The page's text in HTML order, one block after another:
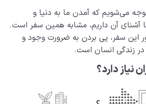
چه‌موقع به ضرورت شباهت با امام
خدا چیست و این مسیر را چگونه باید
چرا باید تقلید کنیم؟!
می‌شویم که آمدن ما به دنیا و
آشنای آن داریم، مشابه همین سفر است.
این سفر، پی بردن به ضرورت وجود و
زندگی انسان است.
نیاز دارد؟